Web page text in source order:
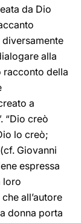
da Dio
diversamente
alla
racconto della
a
“Dio creò
lo creò;
Giovanni
espressa
loro
all’autore
donna porta